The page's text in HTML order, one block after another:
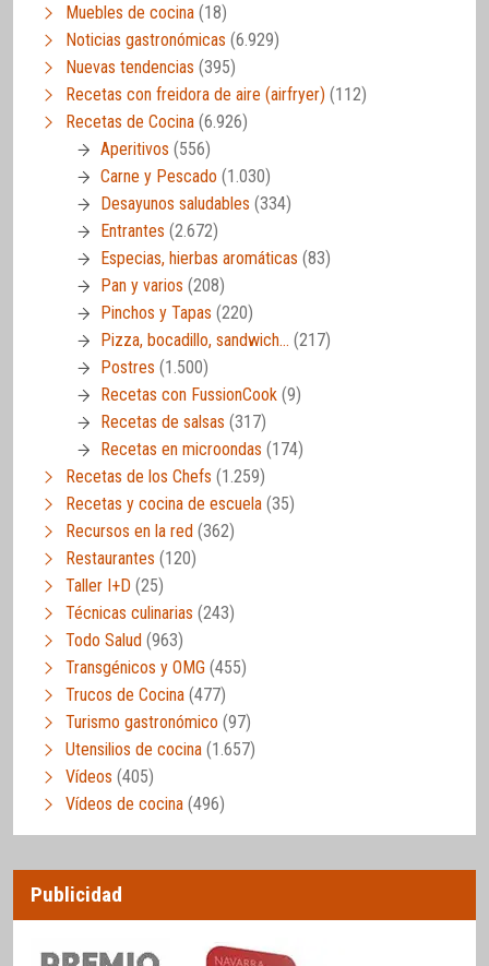
Muebles de cocina (18)
Noticias gastronómicas (6.929)
Nuevas tendencias (395)
Recetas con freidora de aire (airfryer) (112)
Recetas de Cocina (6.926)
Aperitivos (556)
Carne y Pescado (1.030)
Desayunos saludables (334)
Entrantes (2.672)
Especias, hierbas aromáticas (83)
Pan y varios (208)
Pinchos y Tapas (220)
Pizza, bocadillo, sandwich… (217)
Postres (1.500)
Recetas con FussionCook (9)
Recetas de salsas (317)
Recetas en microondas (174)
Recetas de los Chefs (1.259)
Recetas y cocina de escuela (35)
Recursos en la red (362)
Restaurantes (120)
Taller I+D (25)
Técnicas culinarias (243)
Todo Salud (963)
Transgénicos y OMG (455)
Trucos de Cocina (477)
Turismo gastronómico (97)
Utensilios de cocina (1.657)
Vídeos (405)
Vídeos de cocina (496)
Publicidad